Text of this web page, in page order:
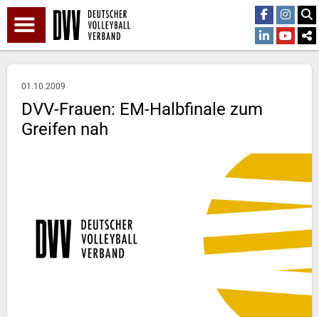
01.10.2009
DVV-Frauen: EM-Halbfinale zum
Greifen nah